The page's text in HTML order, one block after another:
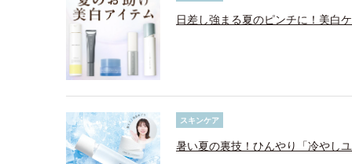
日差し強まる夏のピンチに！美白
スキンケア
暑い夏の裏技！ひんやり「冷やし